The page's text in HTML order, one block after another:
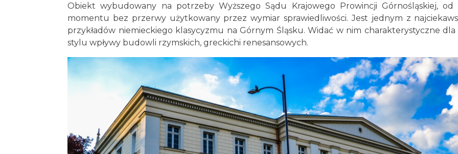
Obiekt wybudowany na potrzeby Wyższego Sądu Krajowego Prowincji Górnośląskiej, od
momentu bez przerwy użytkowany przez wymiar sprawiedliwości. Jest jednym z
przykładów niemieckiego klasycyzmu na Górnym Śląsku. Widać w nim charakterystyczne
stylu wpływy budowli rzymskich, greckichi renesansowych.